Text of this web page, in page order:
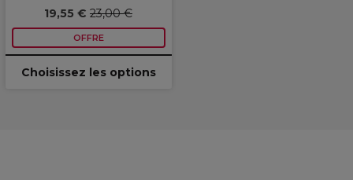
19,55 € 23,00 €
OFFRE
Choisissez les options